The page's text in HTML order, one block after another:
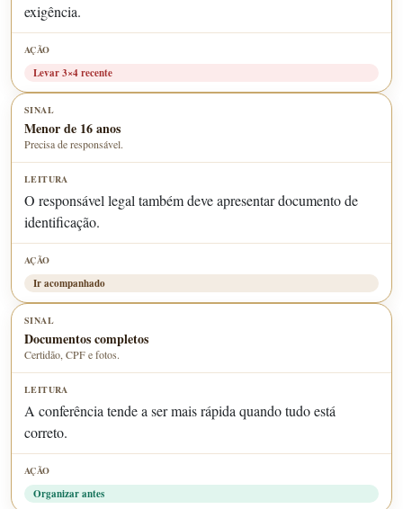
exigência.
Levar 3×4 recente
Menor de 16 anos
Precisa de responsável.
O responsável legal também deve apresentar documento de
identificação.
Ir acompanhado
Documentos completos
Certidão, CPF e fotos.
A conferência tende a ser mais rápida quando tudo está
correto.
Organizar antes